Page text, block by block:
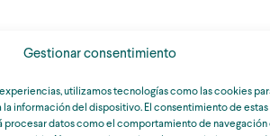
Gestionar consentimiento
utilizamos tecnologías como las cookies
información del dispositivo. El consentimiento de estas
procesar datos como el comportamiento de navegación